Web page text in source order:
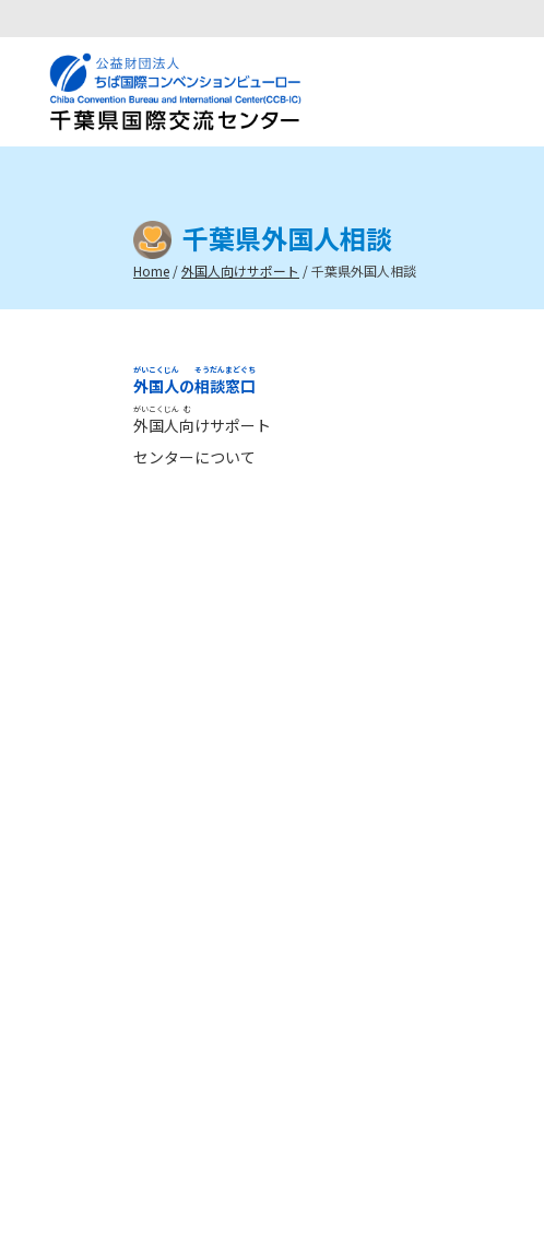
千葉県外国人相談
Home /外国人向けサポート /千葉県外国人相談
外国人
がいこくじん
の相談
そうだん
窓口
まどぐち
外国人
がいこくじん
向
む
けサポート
センターについて